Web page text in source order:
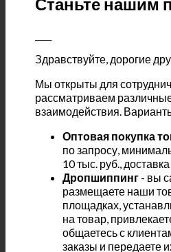
Станьте нашим
Здравствуйте, дорогие
Мы открыты для
рассматриваем
взаимодействия.
Оптовая покупка
по запросу,
10 тыс. руб.,
Дропшиппинг - вы
размещаете наши
площадках,
на товар,
общаетесь с
заказы и передаете